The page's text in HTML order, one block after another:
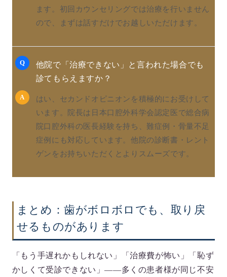
ます。初回カウンセリングでは治療を行いません
ので、まずは話すだけでお越しいただけます。
Q
他院で「治療できない」と言われた場合でも
診てもらえますか？
A
はい、セカンドオピニオンを積極的にお受けして
います。院長は日本口腔外科学会認定医で総合病
院口腔外科の医長経験を持ち、難症例・骨量不足
症例にも対応しています。他院の診断書・レント
ゲンをお持ちいただくとよりスムーズです。
まとめ：歯がボロボロでも、取り戻
せるものがあります
「もう手遅れかもしれない」「治療費が怖い」「恥ず
かしくて受診できない」——多くの患者様が同じ不安